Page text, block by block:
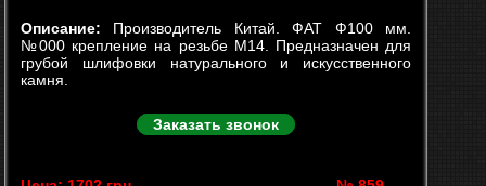
Описание: Производитель Китай. ФАТ Ф100 мм.
№000 крепление на резьбе М14. Предназначен для
грубой шлифовки натурального и искусственного
камня.
Заказать звонок